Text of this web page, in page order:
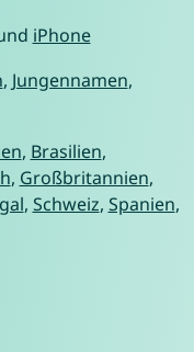
iPhone
, Jungennamen,
, Brasilien,
, Großbritannien,
, Schweiz, Spanien,